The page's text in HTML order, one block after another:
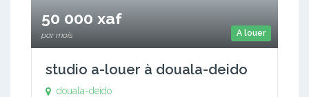
A louer
50 000 xaf
par mois
studio a-louer à douala-deido
douala-deido